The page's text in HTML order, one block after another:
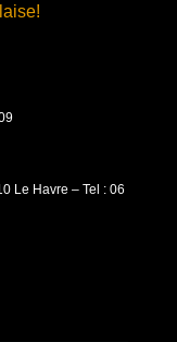
Le Havre – Tel : 06